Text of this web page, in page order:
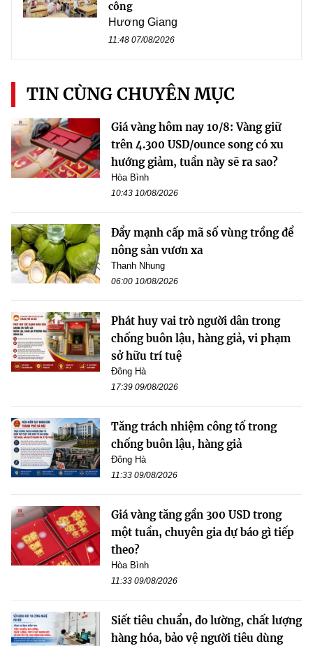
công
Hương Giang
11:48 07/08/2026
TIN CÙNG CHUYÊN MỤC
Giá vàng hôm nay 10/8: Vàng giữ
trên 4.300 USD/ounce song có xu
hướng giảm, tuần này sẽ ra sao?
Hòa Bình
10:43 10/08/2026
Đẩy mạnh cấp mã số vùng trồng để
nông sản vươn xa
Thanh Nhung
06:00 10/08/2026
Phát huy vai trò người dân trong
chống buôn lậu, hàng giả, vi phạm
sở hữu trí tuệ
Đông Hà
17:39 09/08/2026
Tăng trách nhiệm công tố trong
chống buôn lậu, hàng giả
Đông Hà
11:33 09/08/2026
Giá vàng tăng gần 300 USD trong
một tuần, chuyên gia dự báo gì tiếp
theo?
Hòa Bình
11:33 09/08/2026
Siết tiêu chuẩn, đo lường, chất lượng
hàng hóa, bảo vệ người tiêu dùng